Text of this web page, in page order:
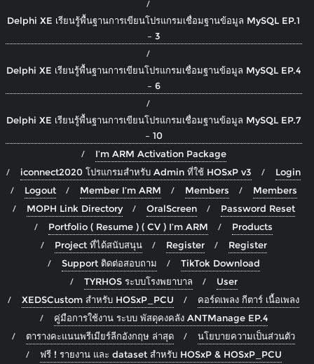
Delphi XE เรียนรู้พื้นฐานการเขียนโปรแกรมเชื่อมฐานข้อมูล MySQL EP.1
– 3
Delphi XE เรียนรู้พื้นฐานการเขียนโปรแกรมเชื่อมฐานข้อมูล MySQL EP.4
– 6
Delphi XE เรียนรู้พื้นฐานการเขียนโปรแกรมเชื่อมฐานข้อมูล MySQL EP.7
– 10
I’m ARM Activation Package
iconnect2020 โปรแกรมสำหรับ Admin ที่ใช้ HOSxP v3
Login
Logout
Member I’m ARM Members
Members
MOPH Link Directory
OralScreen
Password Reset
Portfolio ( Resume ) ( CV ) I’m ARM
Products
Project ที่ได้สนับสนุน
Register
Register
Support ติดต่อสอบถาม
TikTok Download
TYRHOS ระบบโรงพยาบาล
User
XEDSCustom สำหรับ HOSxP_PCU
คอร์ดเพลง กีตาร์ เนื้อเพลง
คู่มือการใช้งาน ระบบ พัสดุคงคลัง ANTManage EP.4
ตารางคะแนนพรีเมียร์ลีกอังกฤษ ล่าสุด
นโยบายความเป็นส่วนตัว
ฟรี ! รายงาน และ dataset สำหรับ HOSxP & HOSxP_PCU